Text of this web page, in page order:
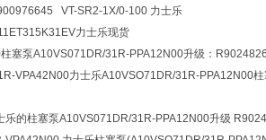
VT-SR2-1X/0-100 力士乐
力士乐现货
塞泵A10VS071DR/31R-PPA12N00升级：
VPA42N00力士乐A10VSO71DR/31R-PPA12N00
的柱塞泵A10VS071DR/31R-PPA12N00升级